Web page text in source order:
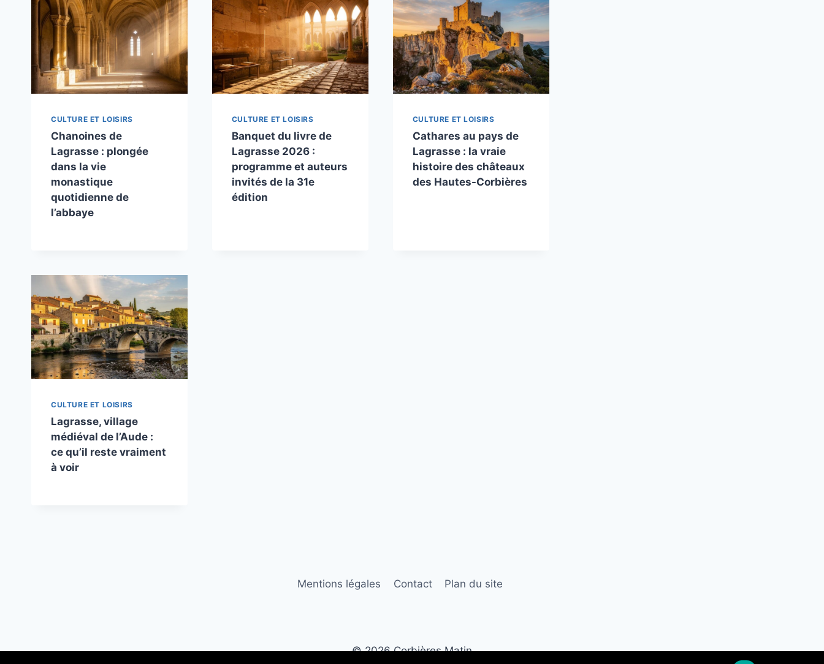
CULTURE ET LOISIRS
Chanoines de
Lagrasse : plongée
dans la vie
monastique
quotidienne de
l’abbaye
CULTURE ET LOISIRS
Banquet du livre de
Lagrasse 2026 :
programme et auteurs
invités de la 31e
édition
CULTURE ET LOISIRS
Cathares au pays de
Lagrasse : la vraie
histoire des châteaux
des Hautes-Corbières
CULTURE ET LOISIRS
Lagrasse, village
médiéval de l’Aude :
ce qu’il reste vraiment
à voir
Mentions légales Contact Plan du site
© 2026 Corbières Matin